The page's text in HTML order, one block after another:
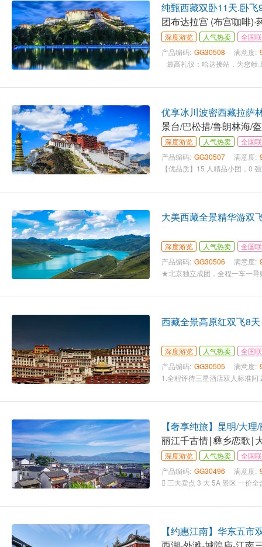
纯甄西藏双卧11天.卧飞
团布达拉宫 (布宫咖啡)·
深度游览 人气热卖
全国
产品编码: GG30508 满意度:
优享冰川波密西藏拉萨
景台/巴松措/鲁朗林海/
深度游览 人气热卖
全国
产品编码: GG30507 满意度:
大美西藏全景精华游双
深度游览 人气热卖
全国
产品编码: GG30506 满意度:
西藏全景高原红双飞8天
深度游览 人气热卖
全国
产品编码: GG30505 满意度:
【奢享纯旅】昆明/大
丽江千古情∣彝乡恋歌∣
深度游览 人气热卖
全国
产品编码: GG30496 满意度:
【约惠江南】华东五